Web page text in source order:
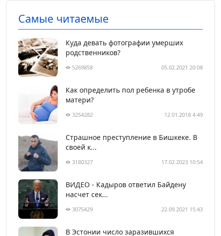
Самые читаемые
Куда девать фотографии умерших
родственников?
5269858 05.02.2021 20:08
Как определить пол ребенка в утробе
матери?
3254282 12.01.2018 4:49
Страшное преступление в Бишкеке. В
своей к...
3180327 17.02.2023 10:54
ВИДЕО - Кадыров ответил Байдену
насчет сек...
3075429 22.09.2021 15:43
В Эстонии число заразившихся